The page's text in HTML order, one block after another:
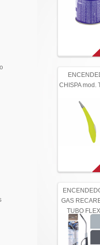
CHISPA mod.
GAS
TUBO